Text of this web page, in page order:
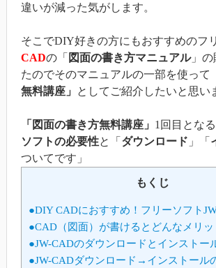
違いが減った気がします。
そこでDIY好きの方にもおすすめのフ
CADの「 図面の書き方マニュアル」の
たのでそのマニュアルの一部を使って
無料講座」
としてご紹介したいと思い
「図面の書き方無料講座」 1回目とな
ソフトの必要性と「 ダウンロード 」「
ついてです」
もくじ
●DIY CADにおすすめ！フリーソフト
●CAD（図面）が書けるとどんなメリッ
●JW-CADのダウンロードとインストー
●JW-CADダウンロード→インストール